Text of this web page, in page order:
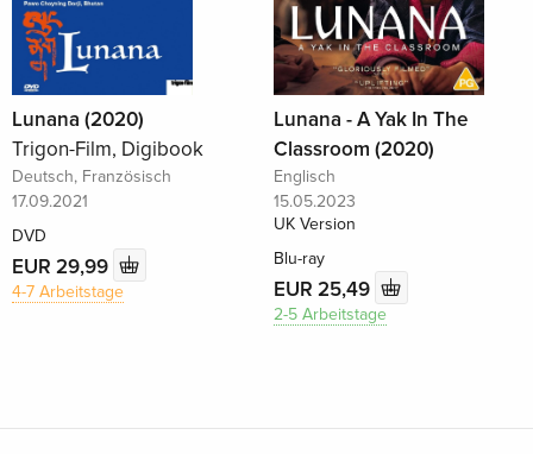
Lunana (2020)
Trigon-Film, Digibook
Deutsch, Französisch
17.09.2021
DVD
EUR 29,99
4-7 Arbeitstage
Lunana - A Yak In The
Classroom (2020)
Englisch
15.05.2023
UK Version
Blu-ray
EUR 25,49
2-5 Arbeitstage